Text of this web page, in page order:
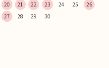
20
21 22 23 24 25
26
27
28 29 30